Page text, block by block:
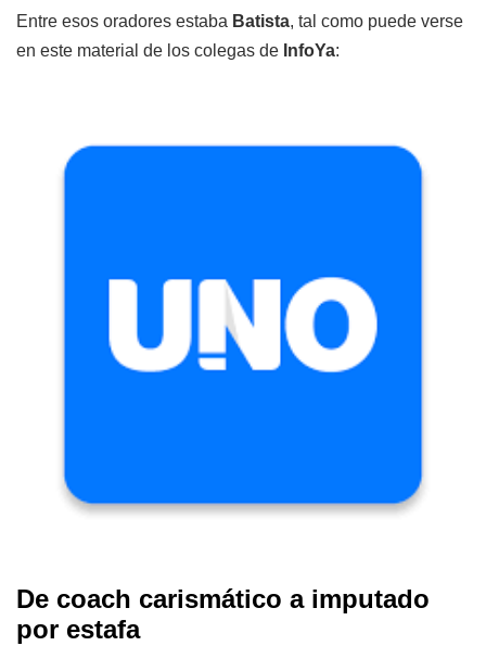
Entre esos oradores estaba Batista, tal como puede verse
en este material de los colegas de InfoYa:
De coach carismático a imputado
por estafa